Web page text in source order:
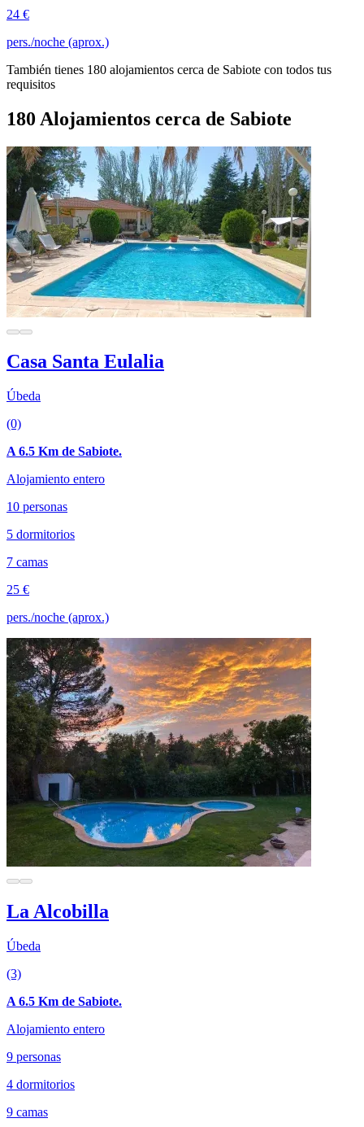
24 €
pers./noche (aprox.)
También tienes 180 alojamientos cerca de Sabiote con todos tus
requisitos
180 Alojamientos cerca de Sabiote
Casa Santa Eulalia
Úbeda
(0)
A 6.5 Km de Sabiote.
Alojamiento entero
10 personas
5 dormitorios
7 camas
25 €
pers./noche (aprox.)
La Alcobilla
Úbeda
(3)
A 6.5 Km de Sabiote.
Alojamiento entero
9 personas
4 dormitorios
9 camas